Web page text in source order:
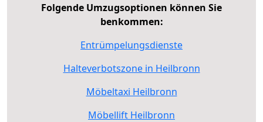
Folgende Umzugsoptionen können Sie
benkommen:
Entrümpelungsdienste
Halteverbotszone in Heilbronn
Möbeltaxi Heilbronn
Möbellift Heilbronn